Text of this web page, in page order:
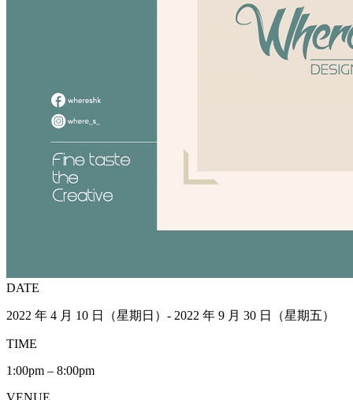
DATE
2022 年 4 月 10 日（星期日）- 2022 年 9 月 30 日（星期五）
TIME
1:00pm – 8:00pm
VENUE